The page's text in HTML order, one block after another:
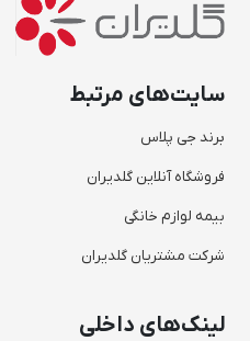
سایت‌های مرتبط
برند جی پلاس
فروشگاه آنلاین گلدیران
بیمه لوازم خانگی
شرکت مشتریان گلدیران
لینک‌های داخلی